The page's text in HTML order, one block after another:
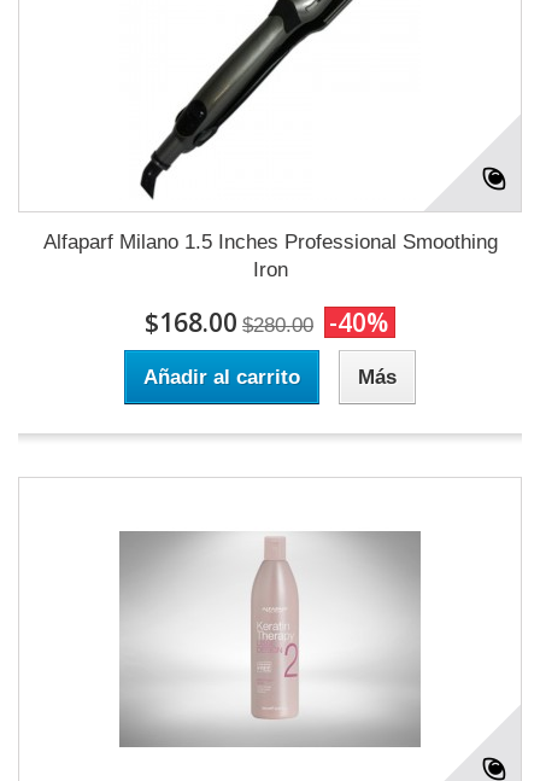
Alfaparf Milano 1.5 Inches Professional Smoothing
Iron
$168.00 $280.00 -40%
Añadir al carrito Más